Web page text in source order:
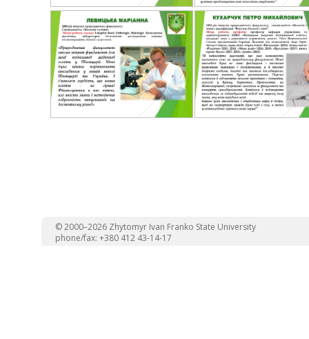
© 2000–2026 Zhytomyr Ivan Franko State University
phone/fax: +380 412 43-14-17